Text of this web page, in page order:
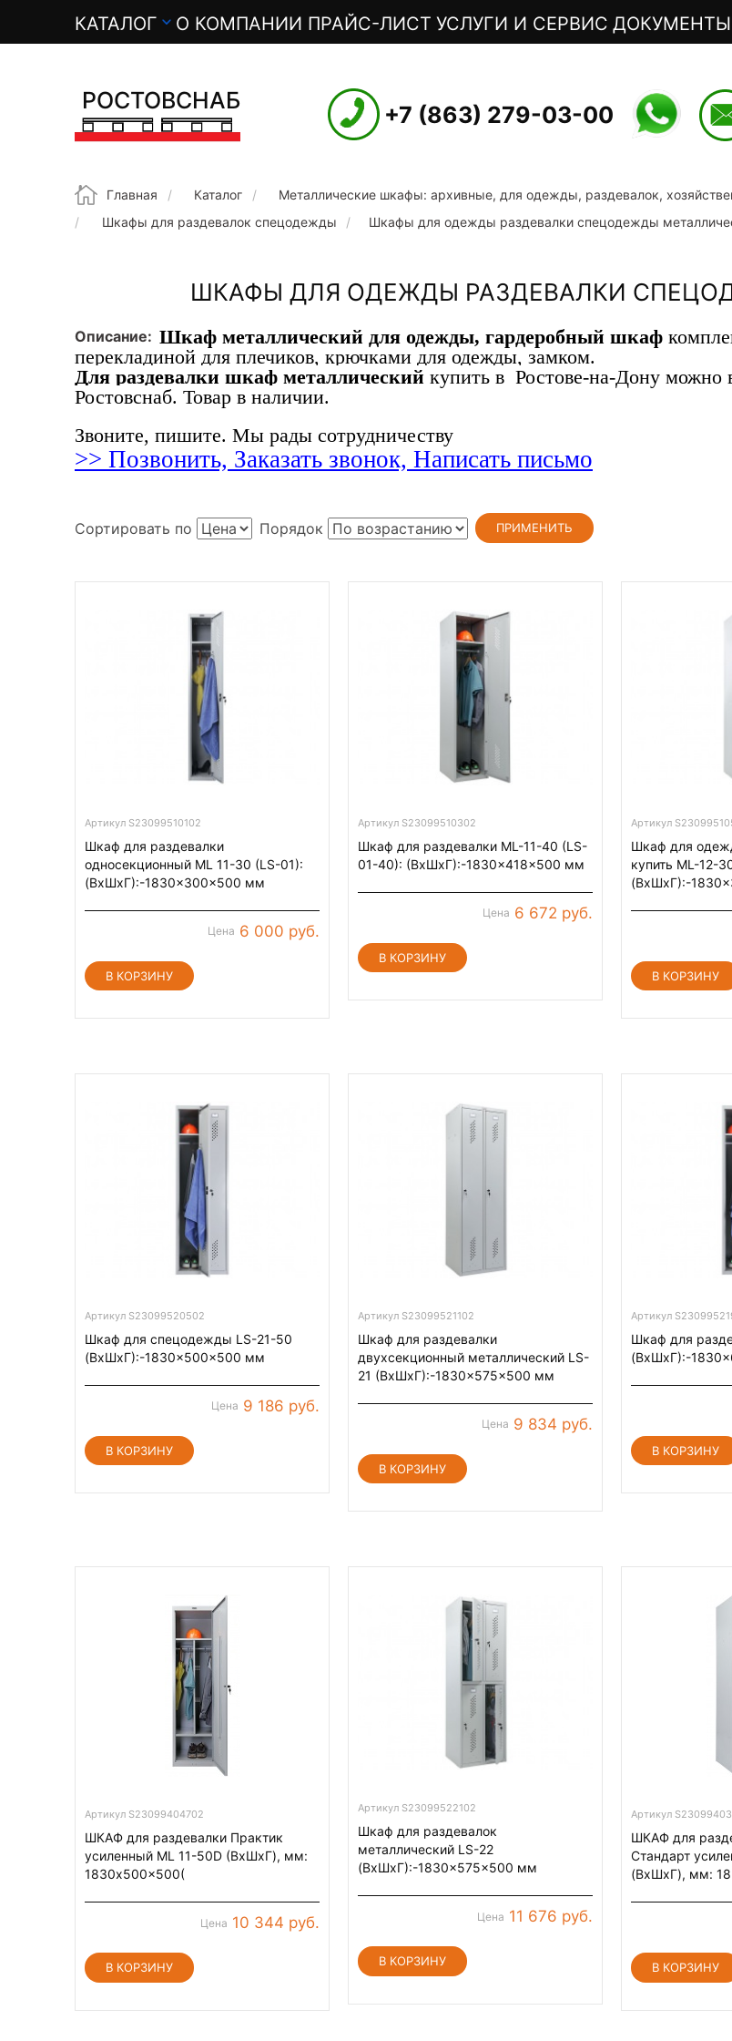
О
н
о
в
н
н
а
в
и
г
ц
КАТАЛОГ О КОМПАНИИ ПРАЙС-ЛИСТ УСЛУГИ И СЕРВИС ДОКУМЕНТЫ
РОСТОВСНАБ
+7 (863) 279-03-00
Строка навигации
Главная Каталог
Металлические шкафы: архивные, для одежды, раздевалок,
Шкафы для раздевалок спецодежды
Шкафы для одежды раздевалки спецодежды
ШКАФЫ ДЛЯ ОДЕЖДЫ РАЗДЕВАЛКИ
Описание Шкаф металлический для одежды, гардеробный шкаф
перекладиной для плечиков, крючками для одежды, замком.
Для раздевалки шкаф металлический купить в Ростове-на-Дону можно
Ростовснаб. Товар в наличии.
Звоните, пишите. Мы рады сотрудничеству
>> Позвонить, Заказать звонок, Написать письмо
Сортировать по Порядок
Артикул S23099510102
Шкаф для раздевалки
односекционный ML 11-30 (LS-01):
(ВхШхГ):-1830x300x500 мм
Цена 6 000 руб.
Артикул S23099510302
Шкаф для раздевалки ML-11-40 (LS-
01-40): (ВхШхГ):-1830x418x500 мм
Цена 6 672 руб.
Артикул
Шкаф для
купить ML-12-
(ВхШхГ):-
Артикул S23099520502
Шкаф для спецодежды LS-21-50
(ВхШхГ):-1830x500x500 мм
Цена 9 186 руб.
Артикул S23099521102
Шкаф для раздевалки
двухсекционный металлический LS-
21 (ВхШхГ):-1830x575x500 мм
Цена 9 834 руб.
Артикул
Шкаф для
(ВхШхГ):-
Артикул S23099404702
ШКАФ для раздевалки Практик
усиленный ML 11-50D (ВхШхГ), мм:
1830x500x500(
Цена 10 344 руб.
Артикул S23099522102
Шкаф для раздевалок
металлический LS-22
(ВхШхГ):-1830x575x500 мм
Цена 11 676 руб.
Артикул
ШКАФ для
Стандарт
(ВхШхГ), мм: